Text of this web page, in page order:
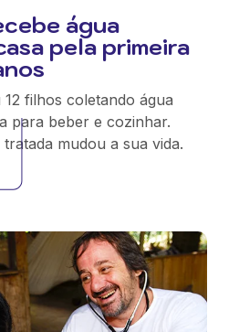
água
pela primeira
filhos coletando água
para beber e cozinhar.
mudou a sua vida.